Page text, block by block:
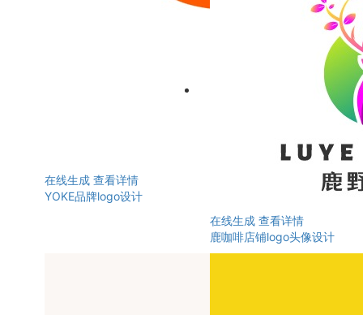
在线生成 查看详情
YOKE品牌logo设计
在线生成 查看详情
鹿咖啡店铺logo头像设计